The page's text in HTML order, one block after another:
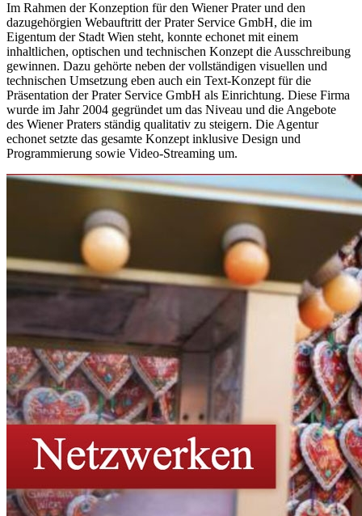
Im Rahmen der Konzeption für den Wiener Prater und den
dazugehörgien Webauftritt der Prater Service GmbH, die im
Eigentum der Stadt Wien steht, konnte echonet mit einem
inhaltlichen, optischen und technischen Konzept die Ausschreibung
gewinnen. Dazu gehörte neben der vollständigen visuellen und
technischen Umsetzung eben auch ein Text-Konzept für die
Präsentation der Prater Service GmbH als Einrichtung. Diese Firma
wurde im Jahr 2004 gegründet um das Niveau und die Angebote
des Wiener Praters ständig qualitativ zu steigern. Die Agentur
echonet setzte das gesamte Konzept inklusive Design und
Programmierung sowie Video-Streaming um.